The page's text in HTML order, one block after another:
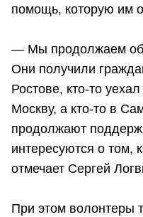
помощь, которую им
— Мы продолжаем
Они получили
Ростове, кто-то
Москву, а кто-то в
продолжают
интересуются о том,
отмечает Сергей
При этом волонтеры